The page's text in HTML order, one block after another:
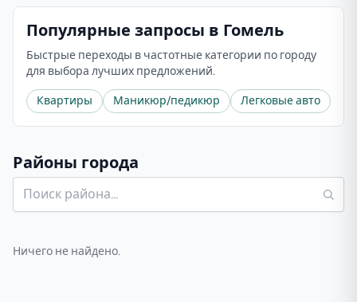
Популярные запросы в Гомель
Быстрые переходы в частотные категории по городу
для выбора лучших предложений.
Квартиры Маникюр/педикюр Легковые авто
Районы города
Ничего не найдено.